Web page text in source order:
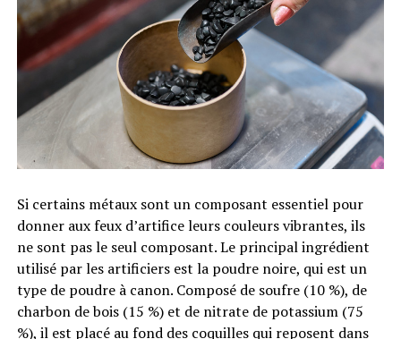
Si certains métaux sont un composant essentiel pour
donner aux feux d’artifice leurs couleurs vibrantes, ils
ne sont pas le seul composant. Le principal ingrédient
utilisé par les artificiers est la poudre noire, qui est un
type de poudre à canon. Composé de soufre (10 %), de
charbon de bois (15 %) et de nitrate de potassium (75
%), il est placé au fond des coquilles qui reposent dans